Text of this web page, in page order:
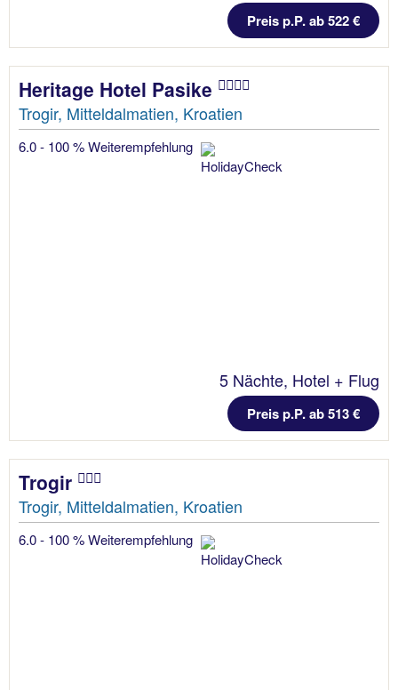
Preis p.P. ab 522 €
Heritage Hotel Pasike
Trogir, Mitteldalmatien, Kroatien
6.0 - 100 % Weiterempfehlung
5 Nächte, Hotel + Flug
Preis p.P. ab 513 €
Trogir
Trogir, Mitteldalmatien, Kroatien
6.0 - 100 % Weiterempfehlung